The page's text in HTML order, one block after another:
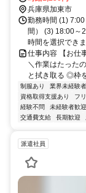
駅から車で7分／
兵庫県加東市
勤務時間 (1)
間） (3) 18:00～
時間を選択でき
仕事内容 【お仕
＼作業はたった
と拭き取る ◎枠
制服あり 業界未経験
資格取得支援あり
フ
経験不問
未経験者歓迎
交通費支給
長期歓迎
派遣社員